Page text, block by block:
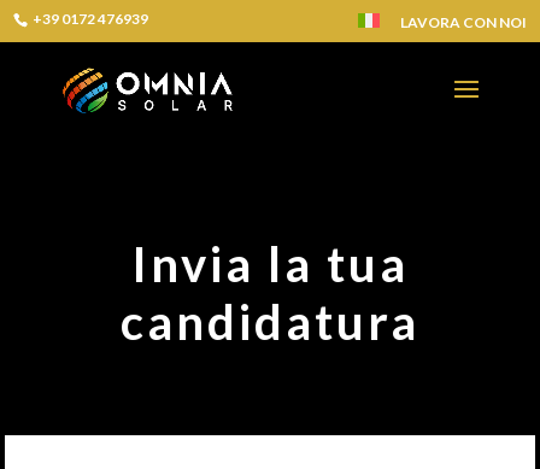
+39 0172 476939 LAVORA CON NOI
Invia la tua
candidatura